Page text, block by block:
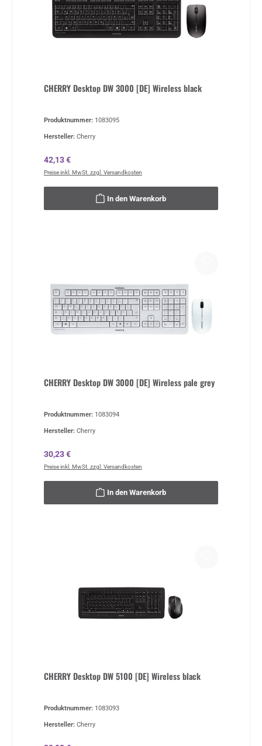
CHERRY Desktop DW 3000 [DE] Wireless black
Produktnummer: 1083095
Hersteller: Cherry
Regulärer Preis:
42,13 €
Preise inkl. MwSt. zzgl. Versandkosten
In den Warenkorb
CHERRY Desktop DW 3000 [DE] Wireless pale grey
Produktnummer: 1083094
Hersteller: Cherry
Regulärer Preis:
30,23 €
Preise inkl. MwSt. zzgl. Versandkosten
In den Warenkorb
CHERRY Desktop DW 5100 [DE] Wireless black
Produktnummer: 1083093
Hersteller: Cherry